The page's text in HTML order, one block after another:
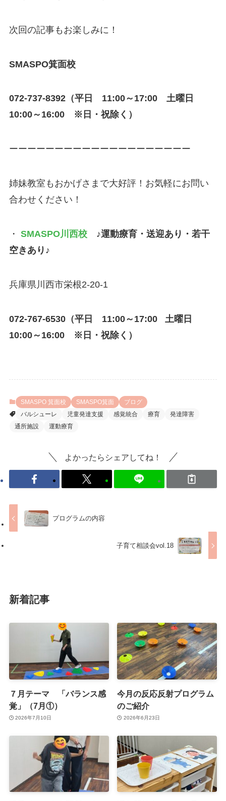
次回の記事もお楽しみに！
SMASPO箕面校
072-737-8392（平日 11:00～17:00 土曜日
10:00～16:00 ※日・祝除く）
ーーーーーーーーーーーーーーーーーーーー
姉妹教室もおかげさまで大好評！お気軽にお問い
合わせください！
・ SMASPO川西校♪運動療育・送迎あり・若干
空きあり♪
兵庫県川西市栄根2-20-1
072-767-6530（平日 11:00～17:00 土曜日
10:00～16:00 ※日・祝除く）
SMASPO 箕面校 SMASPO箕面
ブログ
バルシューレ
児童発達支援 感覚統合 療育
発達障害
通所施設
運動療育
よかったらシェアしてね！
プログラムの内容
子育て相談会vol.18
新着記事
７月テーマ 「バランス感
覚」（7月①）
2026年7月10日
今月の反応反射プログラム
のご紹介
2026年6月23日